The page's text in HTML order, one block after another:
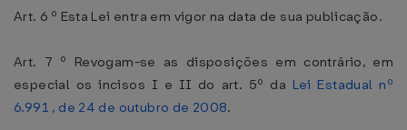
Art. 6 º Esta Lei entra em vigor na data de sua publicação.
Art. 7 º Revogam-se as disposições em contrário, em
especial os incisos I e II do art. 5º da Lei Estadual nº
6.991 , de 24 de outubro de 2008.